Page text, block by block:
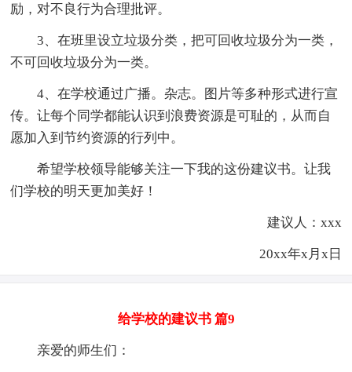
励，对不良行为合理批评。
3、在班里设立垃圾分类，把可回收垃圾分为一类，
不可回收垃圾分为一类。
4、在学校通过广播。杂志。图片等多种形式进行宣
传。让每个同学都能认识到浪费资源是可耻的，从而自
愿加入到节约资源的行列中。
希望学校领导能够关注一下我的这份建议书。让我
们学校的明天更加美好！
建议人：xxx
20xx年x月x日
给学校的建议书 篇9
亲爱的师生们：